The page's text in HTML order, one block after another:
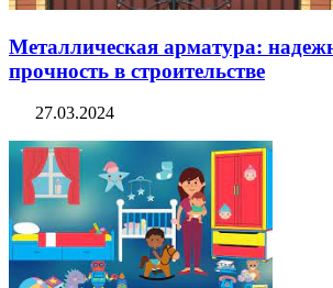
Металлическая арматура:
прочность в строительстве
27.03.2024